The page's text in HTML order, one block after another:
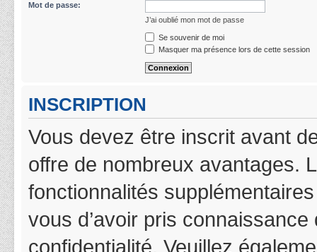
Mot de passe:
J’ai oublié mon mot de passe
Se souvenir de moi
Masquer ma présence lors de cette session
INSCRIPTION
Vous devez être inscrit avant
offre de nombreux avantages.
fonctionnalités
vous d’avoir pris
confidentialité. Veuillez